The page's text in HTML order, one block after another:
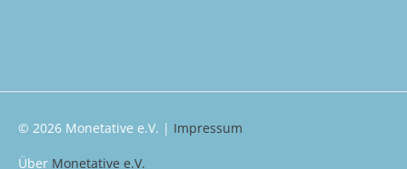
© 2026 Monetative e.V. | Impressum
Über Monetative e.V.